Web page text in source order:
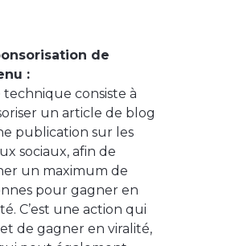
de
:
technique consiste à
un article de blog
publication sur les
sociaux, afin de
un maximum de
pour gagner en
C’est une action qui
de gagner en viralité,